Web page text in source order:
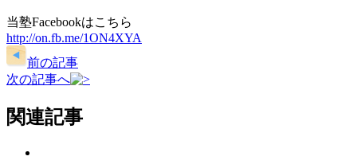
当塾Facebookはこちら
http://on.fb.me/1ON4XYA
前の記事
次の記事へ
関連記事